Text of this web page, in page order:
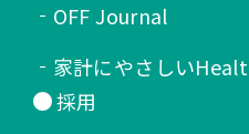
OFF Journal
家計にやさしい
採用